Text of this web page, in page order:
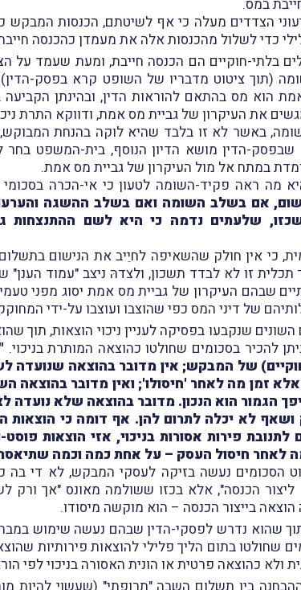
במס.
הצדדים מעלה כי אף לשיטתם, הכנסות
כדי לשלול מהכנסות אלה את מעמדן כהכנסה
בלתי-חוקיים הם הכנסה חייבת, ומעת שעמד על
(תוך ציטוט מדבריו של השופט קרא בפסק-הדין)
הוא מס בהתאם להוראות הדין, ובהינתן הקביעה
את העיקרון של גביית מס אמת, ודווקא התרת
באשר לא זו בלבד שהיא לוקה בהנחת
הדין מושא הדיון הנוסף, בית-המשפט בחר
במתח אל מול העיקרון של גביית מס אמת.
מה ראה פקיד-השומה לטעון כי אי-הכרה
אם בשלב השומה ואם בשלב ההשגה
שלעתים נדמה כי היא לשם ההתנצחות
עמית, כי אין חולק שהשאיפה לחיֵיב את הנישום
זו לא לבדד תשכון, ולצדהּ ניצב "עמוד
שבהם העיקרון של גביית מס אמת יסוג מפני
של דיני המס כפי שהוצבו ועוצבו על-ידי
שנקבעו בפסיקה לעניין ניכוי הוצאות, תוך
להכיר בסכומים שחולטו כהוצאה המותרת בניכוי.
של המבקש; אין מדובר בהוצאה שנועדה
זמן מה לאחר 'חיסולו'; ואין מדובר בהוצאה
הגמור הוא הנכון. מדובר בהוצאה שלא נועדה
לא יכלה לתרום להן. אף דומה כי הוצאות
פירות אסורות בניכוי, אזי הוצאות
לאחר חיסול העסק – על אחת כמה וכמה
הסכומים נעשה בזיקה לעסקי המבקש, לא די בה
הכנסה", אלא בכזו ששולמה מאונס "אך ורק
בייצור הכנסה – הוא מוקשה מיסודו.
שהוא נדרש לפסקי-הדין שבהם נעשה שימוש במבחן
שחולטו בתום הליך פלילי להוצאות פירותיות
ולא כהוצאה פרטית או הונית האסורה בניכוי לפי